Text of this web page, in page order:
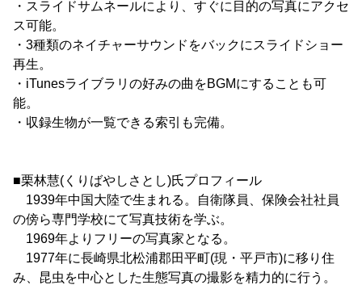
・スライドサムネールにより、すぐに目的の写真にアクセ
ス可能。
・3種類のネイチャーサウンドをバックにスライドショー
再生。
・iTunesライブラリの好みの曲をBGMにすることも可
能。
・収録生物が一覧できる索引も完備。
■栗林慧(くりばやしさとし)氏プロフィール
1939年中国大陸で生まれる。自衛隊員、保険会社社員
の傍ら専門学校にて写真技術を学ぶ。
1969年よりフリーの写真家となる。
1977年に長崎県北松浦郡田平町(現・平戸市)に移り住
み、昆虫を中心とした生態写真の撮影を精力的に行う。